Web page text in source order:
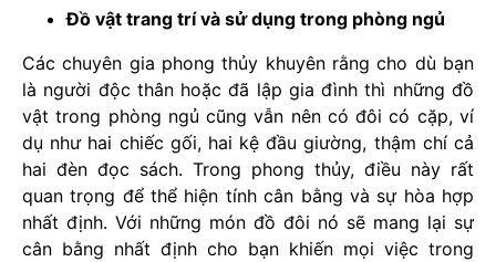
Đồ vật trang trí và sử dụng trong phòng ngủ
Các chuyên gia phong thủy khuyên rằng cho dù bạn
là người độc thân hoặc đã lập gia đình thì những đồ
vật trong phòng ngủ cũng vẫn nên có đôi có cặp, ví
dụ như hai chiếc gối, hai kệ đầu giường, thậm chí cả
hai đèn đọc sách. Trong phong thủy, điều này rất
quan trọng để thể hiện tính cân bằng và sự hòa hợp
nhất định. Với những món đồ đôi nó sẽ mang lại sự
cân bằng nhất định cho bạn khiến mọi việc trong